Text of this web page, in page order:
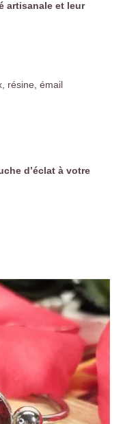
artisanale et leur
résine, émail
d’éclat à votre